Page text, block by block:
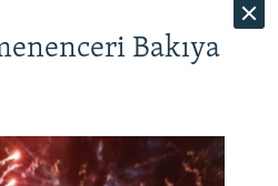
Bakıya